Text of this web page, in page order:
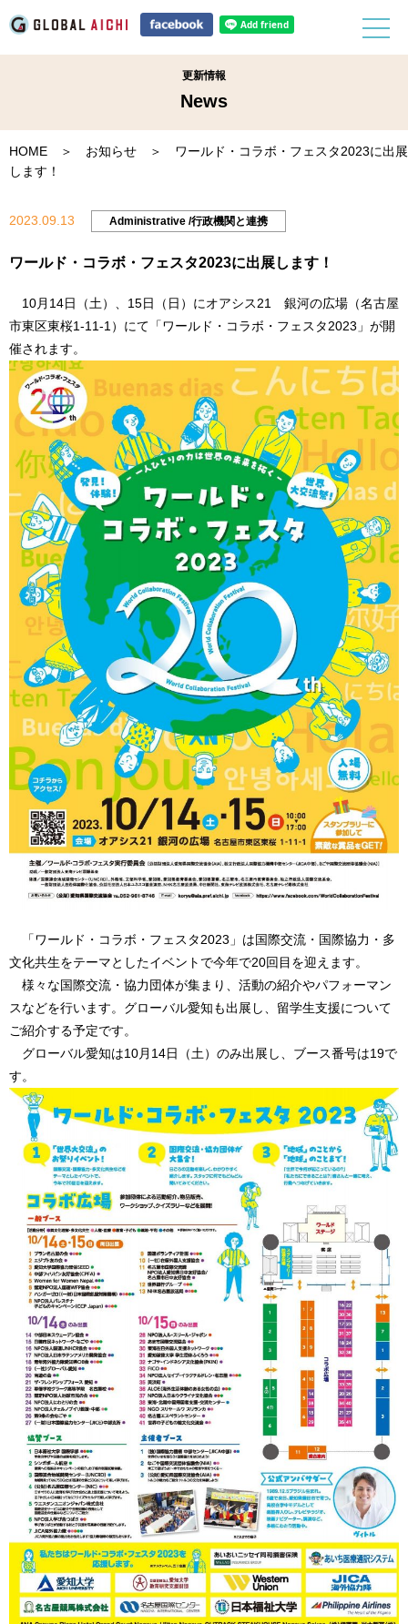
更新情報
News
HOME ＞ お知らせ ＞ ワールド・コラボ・フェスタ2023に出展
します！
2023.09.13 Administrative /行政機関と連携
ワールド・コラボ・フェスタ2023に出展します！
10月14日（土）、15日（日）にオアシス21 銀河の広場（名古屋
市東区東桜1-11-1）にて「ワールド・コラボ・フェスタ2023」が開
催されます。
「ワールド・コラボ・フェスタ2023」は国際交流・国際協力・多
文化共生をテーマとしたイベントで今年で20回目を迎えます。
様々な国際交流・協力団体が集まり、活動の紹介やパフォーマン
スなどを行います。グローバル愛知も出展し、留学生支援について
ご紹介する予定です。
グローバル愛知は10月14日（土）のみ出展し、ブース番号は19で
す。